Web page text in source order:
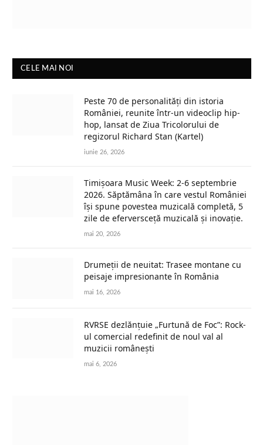
CELE MAI NOI
Peste 70 de personalități din istoria
României, reunite într-un videoclip hip-
hop, lansat de Ziua Tricolorului de
regizorul Richard Stan (Kartel)
iunie 26, 2026
Timișoara Music Week: 2-6 septembrie
2026. Săptămâna în care vestul României
își spune povestea muzicală completă, 5
zile de eferversceță muzicală și inovație.
mai 20, 2026
Drumeții de neuitat: Trasee montane cu
peisaje impresionante în România
mai 16, 2026
RVRSE dezlănțuie „Furtună de Foc”: Rock-
ul comercial redefinit de noul val al
muzicii românești
mai 6, 2026